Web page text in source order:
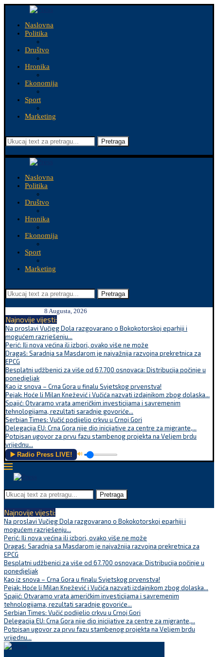
Naslovna
Politika
Društvo
Hronika
Ekonomija
Sport
Marketing
Pretraga
Naslovna
Politika
Društvo
Hronika
Ekonomija
Sport
Marketing
Pretraga
8 Augusta, 2026
Najnovije vijesti:
Na proslavi Vučjeg Dola razgovarano o Bokokotorskoj eparhiji i
mogućem razrješenju...
Perić: Ili nova većina ili izbori, ovako više ne može
Dragaš: Saradnja sa Masdarom je najvažnija razvojna prekretnica za
EPCG
Besplatni udžbenici za više od 67.700 osnovaca: Distribucija počinje u
ponedjeljak
Kao iz snova – Crna Gora u finalu Svjetskog prvenstva!
Pejak: Hoće li Milan Knežević i Vučića nazvati izdajnikom zbog dolaska...
Spajić: Otvaramo vrata američkim investicijama i savremenim
tehnologijama, rezultati saradnje govoriće...
Serbian Times: Vučić podijelio crkvu u Crnoj Gori
Delegacija EU: Crna Gora nije dio inicijative za centre za migrante,...
Potpisan ugovor za prvu fazu stambenog projekta na Veljem brdu
vrijednu...
▶️ Radio Press LIVE! 🔊
Pretraga
Najnovije vijesti:
Na proslavi Vučjeg Dola razgovarano o Bokokotorskoj eparhiji i
mogućem razrješenju...
Perić: Ili nova većina ili izbori, ovako više ne može
Dragaš: Saradnja sa Masdarom je najvažnija razvojna prekretnica za
EPCG
Besplatni udžbenici za više od 67.700 osnovaca: Distribucija počinje u
ponedjeljak
Kao iz snova – Crna Gora u finalu Svjetskog prvenstva!
Pejak: Hoće li Milan Knežević i Vučića nazvati izdajnikom zbog dolaska...
Spajić: Otvaramo vrata američkim investicijama i savremenim
tehnologijama, rezultati saradnje govoriće...
Serbian Times: Vučić podijelio crkvu u Crnoj Gori
Delegacija EU: Crna Gora nije dio inicijative za centre za migrante,...
Potpisan ugovor za prvu fazu stambenog projekta na Veljem brdu
vrijednu...